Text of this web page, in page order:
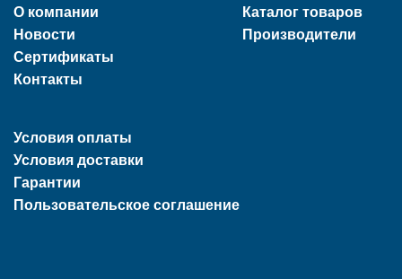
О компании
Новости
Сертификаты
Контакты
Условия оплаты
Условия доставки
Гарантии
Пользовательское соглашение
Каталог товаров
Производители